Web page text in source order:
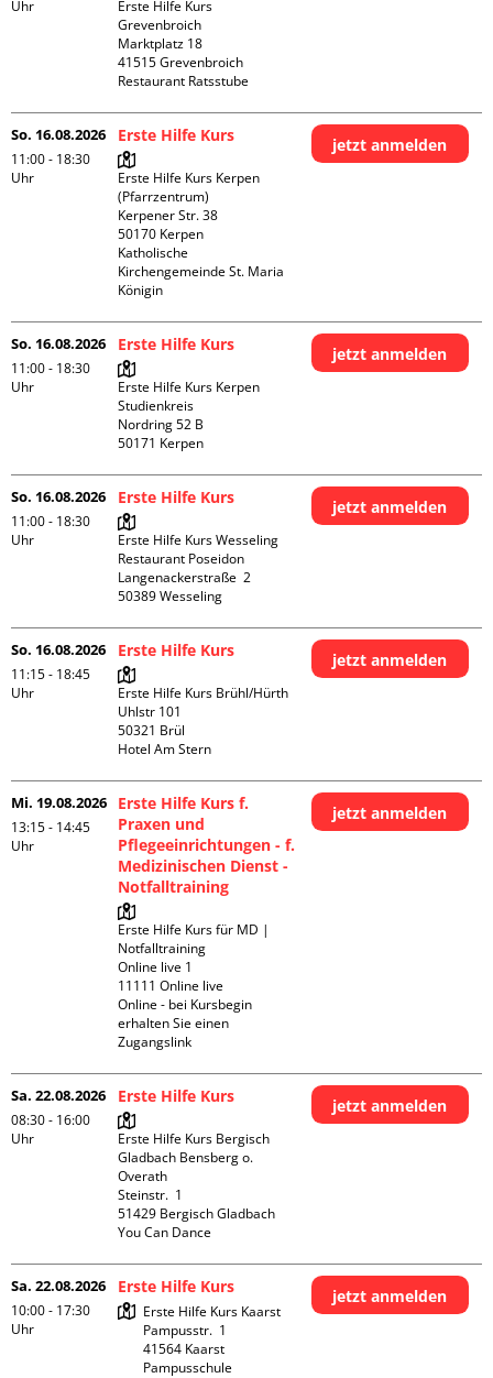
Uhr
Erste Hilfe Kurs
Grevenbroich
Marktplatz 18
41515 Grevenbroich
Restaurant Ratsstube
So. 16.08.2026
11:00 - 18:30
Uhr
Erste Hilfe Kurs
Erste Hilfe Kurs Kerpen
(Pfarrzentrum)
Kerpener Str. 38
50170 Kerpen
Katholische
Kirchengemeinde St. Maria
Königin
jetzt anmelden
So. 16.08.2026
11:00 - 18:30
Uhr
Erste Hilfe Kurs
Erste Hilfe Kurs Kerpen
Studienkreis
Nordring 52 B
jetzt anmelden
So. 16.08.2026
11:00 - 18:30
Uhr
Erste Hilfe Kurs
Erste Hilfe Kurs Wesseling
Restaurant Poseidon
Langenackerstraße  2
jetzt anmelden
So. 16.08.2026
11:15 - 18:45
Uhr
Erste Hilfe Kurs
Erste Hilfe Kurs Brühl/Hürth
Uhlstr 101
50321 Brül
Hotel Am Stern
jetzt anmelden
Mi. 19.08.2026
13:15 - 14:45
Uhr
Erste Hilfe Kurs f.
Praxen und
Pflegeeinrichtungen - f.
Medizinischen Dienst -
Notfalltraining
Erste Hilfe Kurs für MD |
Notfalltraining
Online live 1
11111 Online live
Online - bei Kursbegin
erhalten Sie einen
Zugangslink
jetzt anmelden
Sa. 22.08.2026
08:30 - 16:00
Uhr
Erste Hilfe Kurs
Erste Hilfe Kurs Bergisch
Gladbach Bensberg o.
Overath
Steinstr.  1
51429 Bergisch Gladbach
You Can Dance
jetzt anmelden
Sa. 22.08.2026
10:00 - 17:30
Uhr
Erste Hilfe Kurs
Erste Hilfe Kurs Kaarst
Pampusstr.  1
41564 Kaarst
Pampusschule
jetzt anmelden